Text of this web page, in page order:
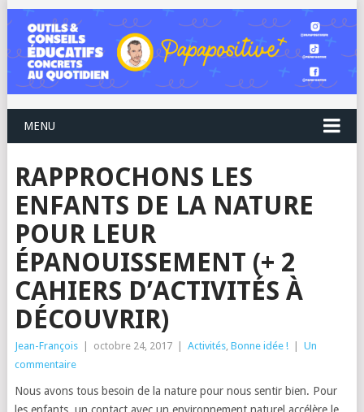
MENU
RAPPROCHONS LES
ENFANTS DE LA NATURE
POUR LEUR
ÉPANOUISSEMENT (+ 2
CAHIERS D’ACTIVITÉS À
DÉCOUVRIR)
Jean-François octobre 24, 2017 Activités, Bonne idée !
Un
commentaire
Nous avons tous besoin de la nature pour nous sentir bien. Pour